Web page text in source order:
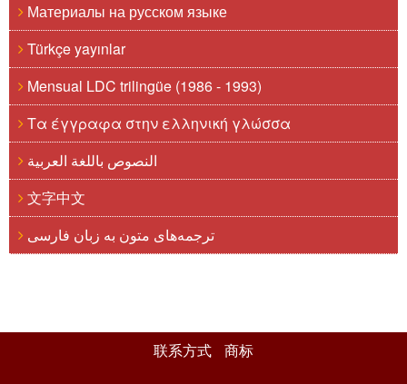
Материалы на русском языке
Türkçe yayınlar
Mensual LDC trilingüe (1986 - 1993)
Τα έγγραφα στην ελληνική γλώσσα
النصوص باللغة العربية
文字中文
ترجمه‌های متون به زبان فارسی
联系方式 商标